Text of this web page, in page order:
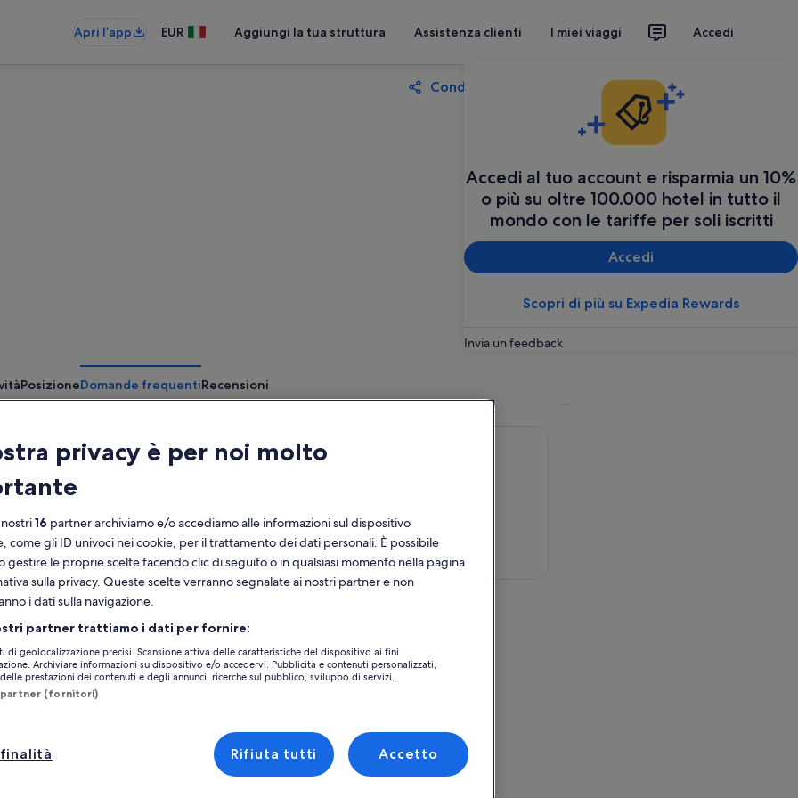
Apri l’app EUR Aggiungi la tua struttura Assistenza clienti I miei viaggi Accedi
Accedi al tuo account e risparmia un 10%
o più su oltre 100.000 hotel in tutto il
mondo con le tariffe per soli iscritti
Accedi
Scopri di più su Expedia Rewards
Invia un feedback
Condividi
PosizioneDomande frequentiRecensioni
Cancellazione
gratuita
4h
immediata
un mondo mozzafiato di vivace vita
con i tuoi biglietti Singapore Bird
Passeggia attraverso splendide voliere
oltre 5.000 uccelli di 400 specie
tra cui fenicotteri, pappagalli e rapaci.
emozionanti spettacoli di uccelli e ottieni la
di nutrire alcuni degli uccelli durante le
un'esperienza divertente ma educativa.
l'importanza della conservazione degli
mentre sei circondato dalla bellezza di
altro
Vedi sulla mappa
20 Mandai Lake Road
729825, Singapore, Singapore
Bird Paradise
20 Mandai Lake Road
729825, Singapore, Singapore
privacy è per noi molto
16 partner archiviamo e/o accediamo alle informazioni sul dispositivo
come gli ID univoci nei cookie, per il trattamento dei dati personali. È possibile
gestire le proprie scelte facendo clic di seguito o in qualsiasi momento nella pagina
sulla privacy. Queste scelte verranno segnalate ai nostri partner e non
i dati sulla navigazione.
partner trattiamo i dati per fornire:
di geolocalizzazione precisi. Scansione attiva delle caratteristiche del dispositivo ai fini
Archiviare informazioni su dispositivo e/o accedervi. Pubblicità e contenuti personalizzati,
prestazioni dei contenuti e degli annunci, ricerche sul pubblico, sviluppo di servizi.
partner (fornitori)
Rifiuta tutti Accetto